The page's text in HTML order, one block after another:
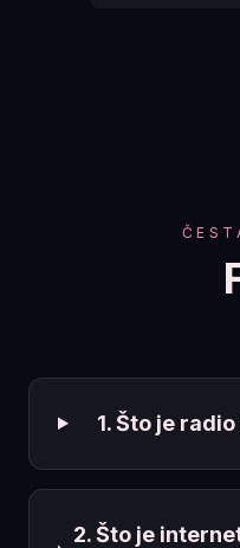
1. Što je
2. Što je